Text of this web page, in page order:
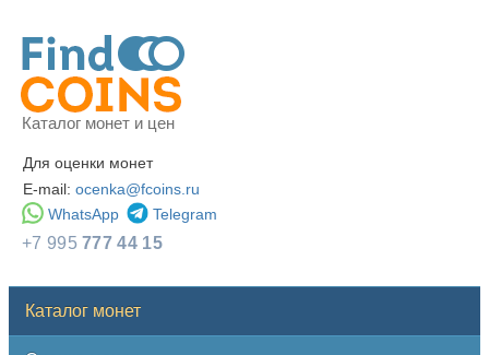
Каталог монет и цен
Для оценки монет
E-mail: ocenka@fcoins.ru
WhatsApp
Telegram
+7 995777 44 15
Каталог монет